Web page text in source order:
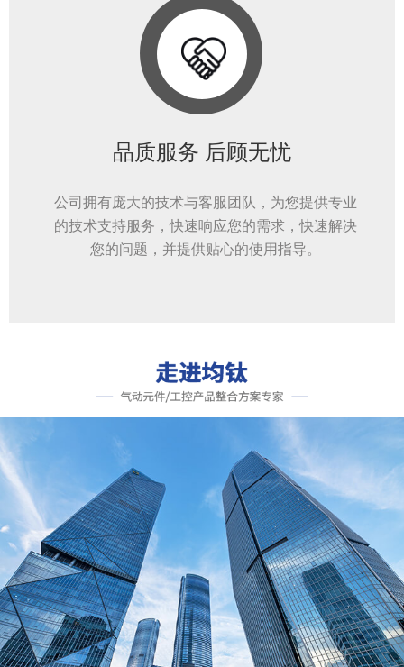
品质服务 后顾无忧
公司拥有庞大的技术与客服团队，为您提供专业
的技术支持服务，快速响应您的需求，快速解决
您的问题，并提供贴心的使用指导。